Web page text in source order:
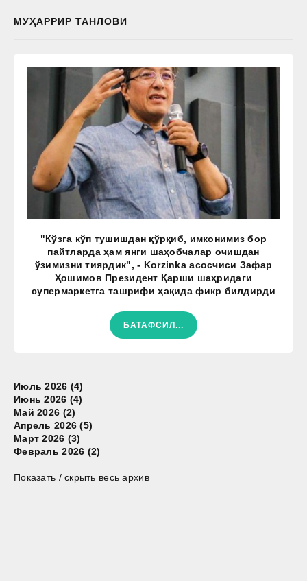
МУҲАРРИР ТАНЛОВИ
"Кўзга кўп тушишдан қўрқиб, имконимиз бор
пайтларда ҳам янги шаҳобчалар очишдан
ўзимизни тиярдик", - Korzinka асосчиси Зафар
Ҳошимов Президент Қарши шаҳридаги
супермаркетга ташрифи ҳақида фикр билдирди
БАТАФСИЛ...
Июль 2026 (4)
Июнь 2026 (4)
Май 2026 (2)
Апрель 2026 (5)
Март 2026 (3)
Февраль 2026 (2)
Показать / скрыть весь архив